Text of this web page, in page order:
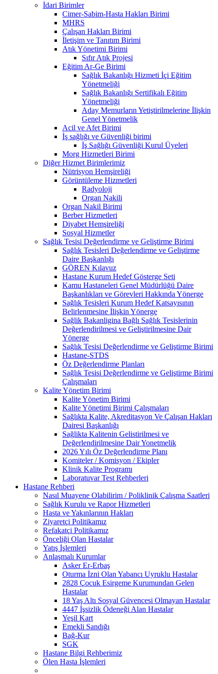
İdari Birimler
Cimer-Sabim-Hasta Hakları Birimi
MHRS
Çalışan Hakları Birimi
İletişim ve Tanıtım Birimi
Atık Yönetimi Birimi
Sıfır Atık Projesi
Eğitim Ar-Ge Birimi
Sağlık Bakanlığı Hizmeti İçi Eğitim
Yönetmeliği
Sağlık Bakanlığı Sertifikalı Eğitim
Yönetmeliği
Aday Memurların Yetiştirilmelerine İlişkin
Genel Yönetmelik
Acil ve Afet Birimi
İş sağlığı ve Güvenliği birimi
İş Sağlığı Güvenliği Kurul Üyeleri
Morg Hizmetleri Birimi
Diğer Hizmet Birimlerimiz
Nütrisyon Hemşireliği
Görüntüleme Hizmetleri
Radyoloji
Organ Nakili
Organ Nakil Birimi
Berber Hizmetleri
Diyabet Hemşireliği
Sosyal Hizmetler
Sağlık Tesisi Değerlendirme ve Geliştirme Birimi
Sağlık Tesisleri Değerlendirme ve Geliştirme
Daire Başkanlığı
GÖREN Kılavuz
Hastane Kurum Hedef Gösterge Seti
Kamu Hastaneleri Genel Müdürlüğü Daire
Başkanlıkları ve Görevleri Hakkında Yönerge
Sağlık Tesisleri Kurum Hedef Katsayısının
Belirlenmesine İlişkin Yönerge
Sağlik Bakanligina Bağlı Sağlık Tesislerinin
Değerlendirilmesi ve Geliştirilmesine Dair
Yönerge
Sağlık Tesisi Değerlendirme ve Geliştirme Birimi
Hastane-STDS
Öz Değerlendirme Planları
Sağlık Tesisi Değerlendirme ve Geliştirme Birimi
Çalışmaları
Kalite Yönetim Birimi
Kalite Yönetim Birimi
Kalite Yönetimi Birimi Çalışmaları
Sağlıkta Kalite, Akreditasyon Ve Çalışan Hakları
Dairesi Başkanlığı
Sağlikta Kalitenin Gelistirilmesi ve
Değerlendirilmesine Dair Yonetmelik
2026 Yılı Öz Değerlendirme Planı
Komiteler / Komisyon / Ekipler
Klinik Kalite Programı
Laboratuvar Test Rehberleri
Hastane Rehberi
Nasıl Muayene Olabilirim / Poliklinik Çalışma Saatleri
Sağlık Kurulu ve Rapor Hizmetleri
Hasta ve Yakınlarının Hakları
Ziyaretçi Politikamız
Refakatçi Politikamız
Önceliği Olan Hastalar
Yatış İşlemleri
Anlaşmalı Kurumlar
Asker Er-Erbaş
Oturma İzni Olan Yabancı Uyruklu Hastalar
2828 Çocuk Esirgeme Kurumundan Gelen
Hastalar
18 Yaş Altı Sosyal Güvencesi Olmayan Hastalar
4447 İşsizlik Ödeneği Alan Hastalar
Yeşil Kart
Emekli Sandığı
Bağ-Kur
SGK
Hastane Bilgi Rehberimiz
Ölen Hasta İşlemleri